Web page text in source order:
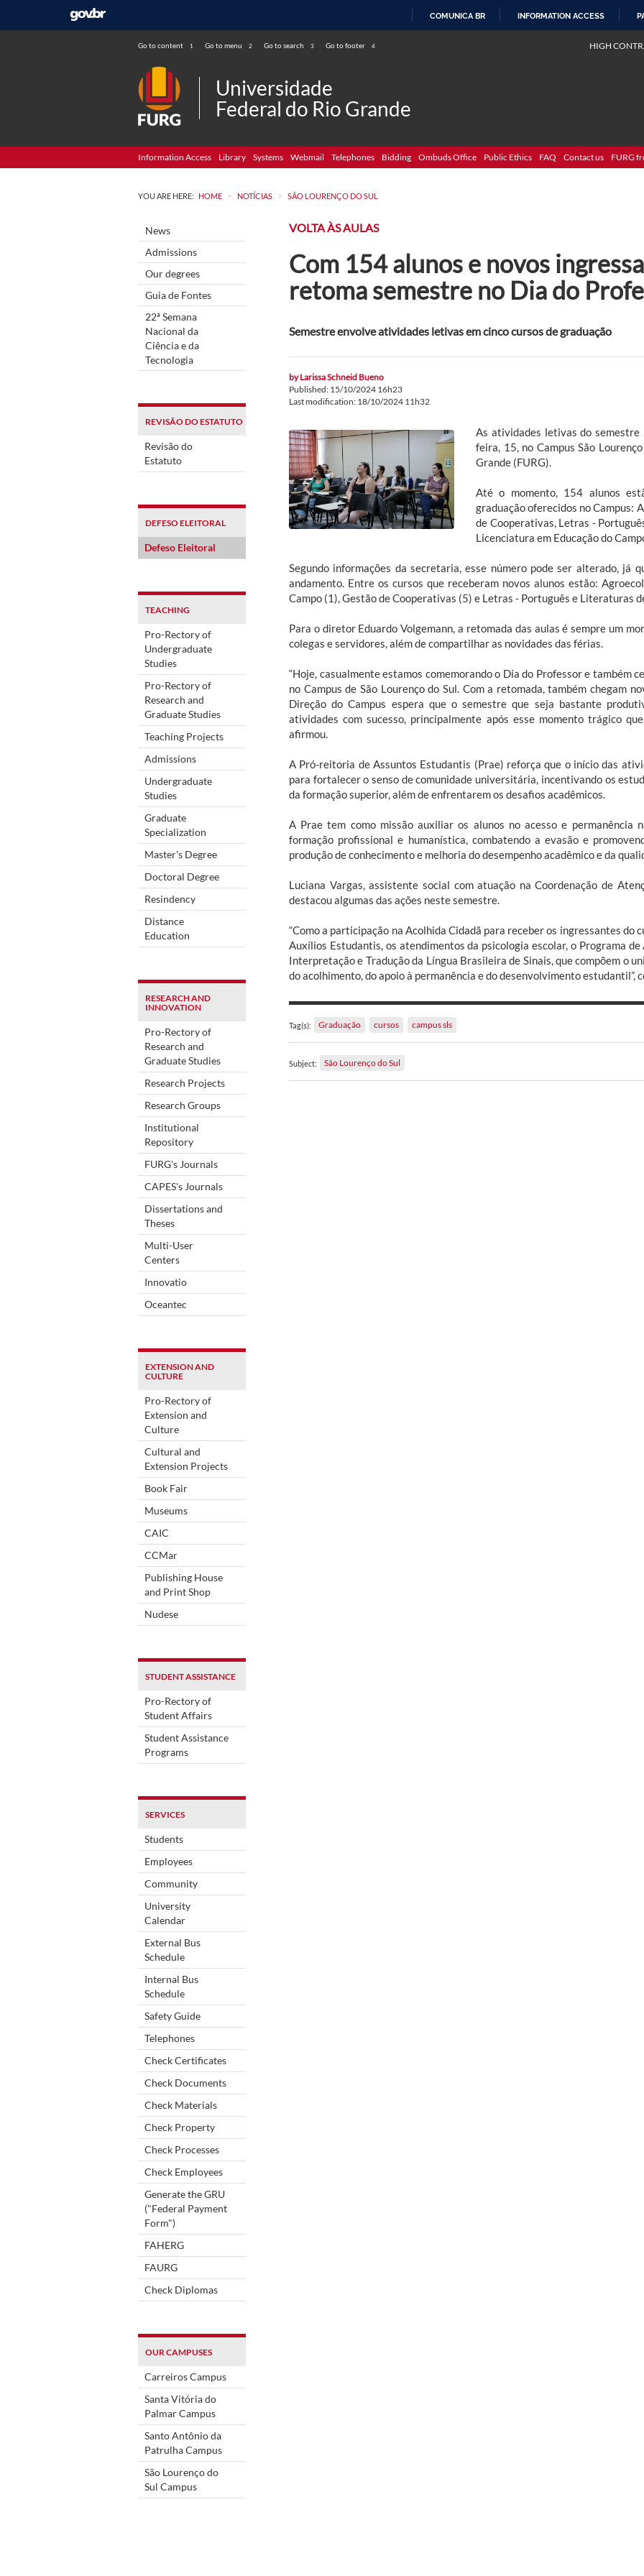
COMUNICA BR INFORMATION ACCESS
Go to content 1 Go to menu 2 Go to search 3 Go to footer 4 HIGH
Universidade
Federal do Rio Grande
Information Access Library Systems Webmail Telephones Bidding Ombuds Office Public Ethics FAQ Contact us FURG
YOU ARE HERE: HOME > NOTÍCIAS > SÃO LOURENÇO DO SUL
News
Admissions
Our degrees
Guia de Fontes
22ª Semana
Nacional da
Ciência e da
Tecnologia
REVISÃO DO ESTATUTO
Revisão do
Estatuto
DEFESO ELEITORAL
Defeso Eleitoral
TEACHING
Pro-Rectory of
Undergraduate
Studies
Pro-Rectory of
Research and
Graduate Studies
Teaching Projects
Admissions
Undergraduate
Studies
Graduate
Specialization
Master's Degree
Doctoral Degree
Resindency
Distance
Education
RESEARCH AND
INNOVATION
Pro-Rectory of
Research and
Graduate Studies
Research Projects
Research Groups
Institutional
Repository
FURG's Journals
CAPES's Journals
Dissertations and
Theses
Multi-User
Centers
Innovatio
Oceantec
EXTENSION AND
CULTURE
Pro-Rectory of
Extension and
Culture
Cultural and
Extension Projects
Book Fair
Museums
CAIC
CCMar
Publishing House
and Print Shop
Nudese
STUDENT ASSISTANCE
Pro-Rectory of
Student Affairs
Student Assistance
Programs
SERVICES
Students
Employees
Community
University
Calendar
External Bus
Schedule
Internal Bus
Schedule
Safety Guide
Telephones
Check Certificates
Check Documents
Check Materials
Check Property
Check Processes
Check Employees
Generate the GRU
("Federal Payment
Form")
FAHERG
FAURG
Check Diplomas
OUR CAMPUSES
Carreiros Campus
Santa Vitória do
Palmar Campus
Santo Antônio da
Patrulha Campus
São Lourenço do
Sul Campus
VOLTA ÀS AULAS
Com 154 alunos e novos
retoma semestre no Dia do
Semestre envolve atividades letivas em cinco cursos de graduação
byLarissa Schneid Bueno
Published: 15/10/2024 16h23
Last modification: 18/10/2024 11h32
As atividades letivas do
feira, 15, no Campus São
Grande (FURG).
Até o momento, 154 alunos
graduação oferecidos no Campus:
de Cooperativas, Letras -
Licenciatura em Educação do
Segundo informações da secretaria, esse número pode ser alterado, já
andamento. Entre os cursos que receberam novos alunos estão:
Campo (1), Gestão de Cooperativas (5) e Letras - Português e Literaturas
Para o diretor Eduardo Volgemann, a retomada das aulas é sempre um
colegas e servidores, além de compartilhar as novidades das férias.
“Hoje, casualmente estamos comemorando o Dia do Professor e também
no Campus de São Lourenço do Sul. Com a retomada, também chegam
Direção do Campus espera que o semestre que seja bastante
atividades com sucesso, principalmente após esse momento trágico
afirmou.
A Pró-reitoria de Assuntos Estudantis (Prae) reforça que o início das
para fortalecer o senso de comunidade universitária, incentivando os
da formação superior, além de enfrentarem os desafios acadêmicos.
A Prae tem como missão auxiliar os alunos no acesso e permanência
formação profissional e humanística, combatendo a evasão e
produção de conhecimento e melhoria do desempenho acadêmico e da
Luciana Vargas, assistente social com atuação na Coordenação de
destacou algumas das ações neste semestre.
“Como a participação na Acolhida Cidadã para receber os ingressantes do
Auxílios Estudantis, os atendimentos da psicologia escolar, o Programa de
Interpretação e Tradução da Língua Brasileira de Sinais, que compõem o
do acolhimento, do apoio à permanência e do desenvolvimento estudantil”,
Tag(s): Graduação cursos campus sls
Subject: São Lourenço do Sul